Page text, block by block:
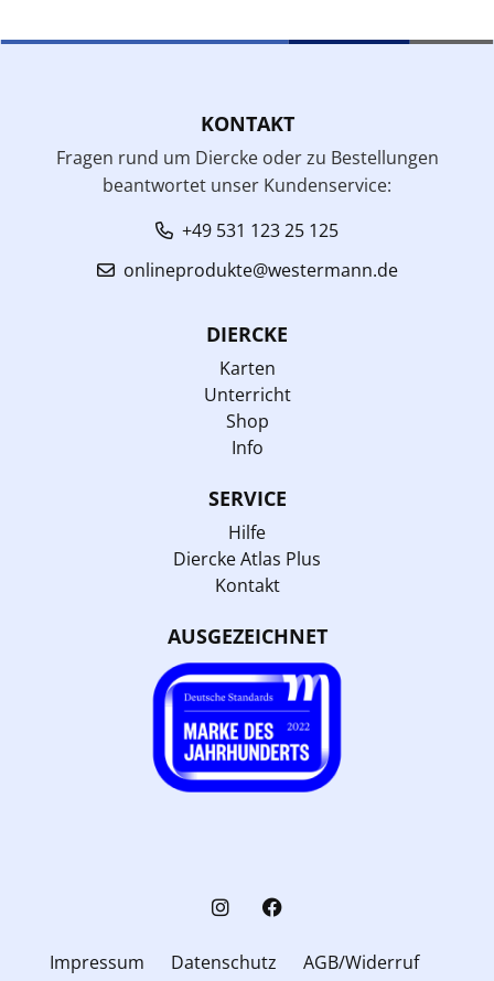
KONTAKT
Fragen rund um Diercke oder zu Bestellungen
beantwortet unser Kundenservice:
+49 531 123 25 125
onlineprodukte@westermann.de
DIERCKE
Karten
Unterricht
Shop
Info
SERVICE
Hilfe
Diercke Atlas Plus
Kontakt
AUSGEZEICHNET
Impressum Datenschutz
AGB/Widerruf